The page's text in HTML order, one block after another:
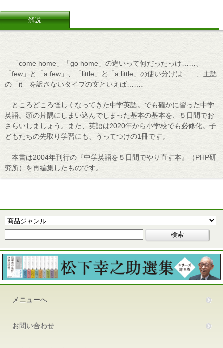
解説
「come home」「go home」の違いって何だったっけ……、
「few」と「a few」、「little」と「a little」の使い分けは……、主語
の「it」を訳さないタイプの文といえば……。
ところどころ怪しくなってきた中学英語。でも確かに習った中学
英語。頭の片隅にしまい込んでしまった基本の基本を、５日間でお
さらいしましょう。また、英語は2020年から小学校でも必修化。子
どもたちの先取り学習にも、うってつけの1冊です。
本書は2004年刊行の『中学英語を５日間でやり直す本』（PHP研
究所）を再編集したものです。
メニューへ
お問い合わせ